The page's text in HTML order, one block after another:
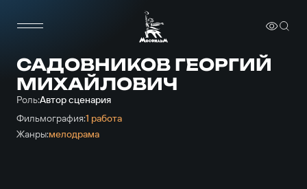
САДОВНИКОВ ГЕОРГИЙ
МИХАЙЛОВИЧ
Роль:Автор сценария
Фильмография:1 работа
Жанры:мелодрама